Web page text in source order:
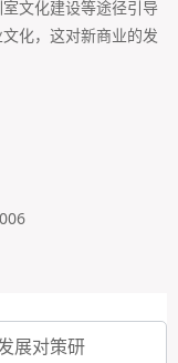
文化建设等途径引导
化，这对新商业的发
展对策研